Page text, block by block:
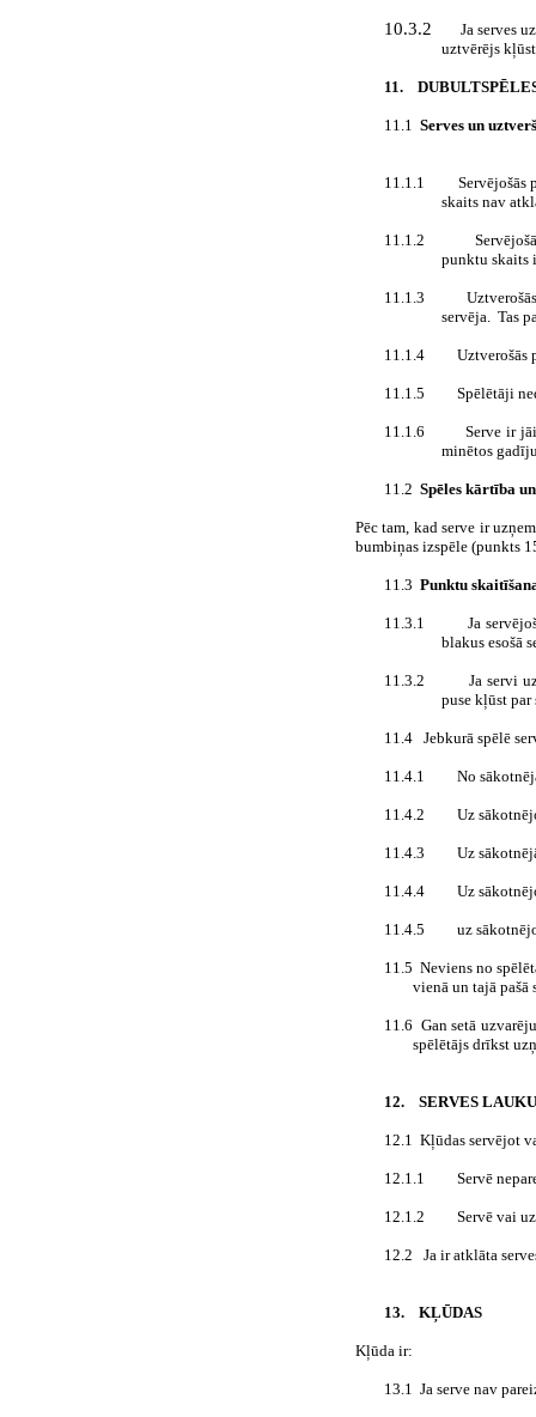
10.3.2
Ja serves
uztvērējs
11.
11.1 Serves un
11.1.1
Servējošās
skaits nav
11.1.2
punktu skaits
11.1.3
servēja. Tas
11.1.4 Uztverošās
11.1.5 Spēlētāji
11.1.6
Serve ir
minētos
11.2 Spēles kārtība
Pēc tam, kad serve ir
bumbiņas izspēle (punkts
11.3 Punktu
11.3.1
Ja
blakus esošā
11.3.2
Ja servi
puse kļūst par
11.4 Jebkurā spēlē
11.4.1 No
11.4.2 Uz
11.4.3 Uz
11.4.4 Uz
11.4.5 uz
11.5 Neviens no
vienā un tajā pašā
11.6 Gan setā
spēlētājs drīkst
12. SERVES
12.1 Kļūdas servējot
12.1.1 Servē
12.1.2 Servē vai
12.2 Ja ir atklāta
13. KĻŪDAS
Kļūda ir:
13.1 Ja serve nav